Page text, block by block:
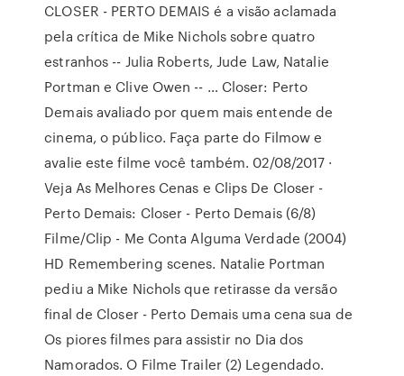
CLOSER - PERTO DEMAIS é a visão aclamada
pela crítica de Mike Nichols sobre quatro
estranhos -- Julia Roberts, Jude Law, Natalie
Portman e Clive Owen -- … Closer: Perto
Demais avaliado por quem mais entende de
cinema, o público. Faça parte do Filmow e
avalie este filme você também. 02/08/2017 ·
Veja As Melhores Cenas e Clips De Closer -
Perto Demais: Closer - Perto Demais (6/8)
Filme/Clip - Me Conta Alguma Verdade (2004)
HD Remembering scenes. Natalie Portman
pediu a Mike Nichols que retirasse da versão
final de Closer - Perto Demais uma cena sua de
Os piores filmes para assistir no Dia dos
Namorados. O Filme Trailer (2) Legendado.